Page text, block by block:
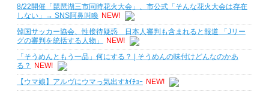
8/22開催「琵琶湖三市同時花火大会」、市公式「そんな花火大会は存在
しない」→ SNS阿鼻叫喚 NEW!
韓国サッカー協会、性接待疑惑 日本人審判も含まれると報道 「Jリー
グの審判を統括する人物」
NEW!
「そうめんともう一品」何にする？ | そうめんの味付けどんなのかあ
る？
NEW!
【ウマ娘】アルヴにウマっ気出すｶｲﾁｮｰ NEW!